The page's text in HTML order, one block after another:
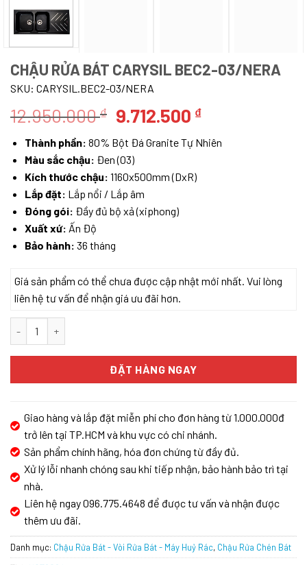
CHẬU RỬA BÁT CARYSIL BEC2-03/NERA
SKU: CARYSIL.BEC2-03/NERA
12.950.000₫ Giá
gốc
là:
12.950.000 ₫.
9.712.500 ₫Giá
tại
Thành phần: 80% Bột Đá Granite Tự Nhiên
Màu sắc chậu: Đen (03)
Kích thước chậu: 1160x500mm (DxR)
Lắp đặt: Lắp nổi / Lắp âm
Đóng gói: Đầy đủ bộ xả (xiphong)
Xuất xứ: Ấn Độ
Bảo hành: 36 tháng
Giá sản phẩm có thể chưa được cập nhật mới nhất. Vui lòng
liên hệ tư vấn để nhận giá ưu đãi hơn.
ĐẶT HÀNG NGAY
Giao hàng và lắp đặt miễn phí cho đơn hàng từ 1.000.000đ
trở lên tại TP.HCM và khu vực có chi nhánh.
Sản phẩm chính hãng, hóa đơn chứng từ đầy đủ.
Xử lý lỗi nhanh chóng sau khi tiếp nhận, bảo hành bảo trì tại
nhà.
Liên hệ ngay 096.775.4648 để được tư vấn và nhận được
thêm ưu đãi.
Danh mục: Chậu Rửa Bát - Vòi Rửa Bát - Máy Huỷ Rác, Chậu Rửa Chén Bát